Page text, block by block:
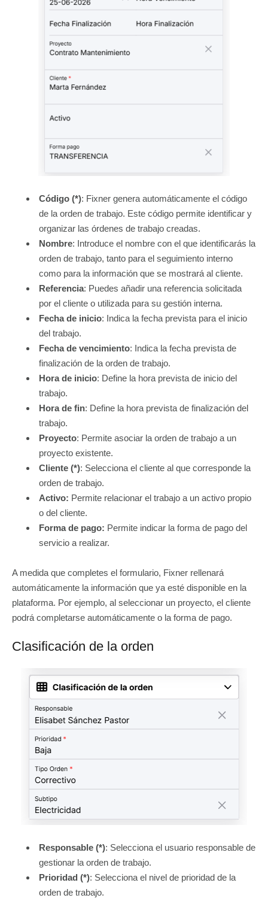
Código (*): Fixner genera automáticamente el código
de la orden de trabajo. Este código permite identificar y
organizar las órdenes de trabajo creadas.
Nombre: Introduce el nombre con el que identificarás la
orden de trabajo, tanto para el seguimiento interno
como para la información que se mostrará al cliente.
Referencia: Puedes añadir una referencia solicitada
por el cliente o utilizada para su gestión interna.
Fecha de inicio: Indica la fecha prevista para el inicio
del trabajo.
Fecha de vencimiento: Indica la fecha prevista de
finalización de la orden de trabajo.
Hora de inicio: Define la hora prevista de inicio del
trabajo.
Hora de fin: Define la hora prevista de finalización del
trabajo.
Proyecto: Permite asociar la orden de trabajo a un
proyecto existente.
Cliente (*): Selecciona el cliente al que corresponde la
orden de trabajo.
Activo: Permite relacionar el trabajo a un activo propio
o del cliente.
Forma de pago: Permite indicar la forma de pago del
servicio a realizar.
A medida que completes el formulario, Fixner rellenará
automáticamente la información que ya esté disponible en la
plataforma. Por ejemplo, al seleccionar un proyecto, el cliente
podrá completarse automáticamente o la forma de pago.
Clasificación de la orden
Responsable (*): Selecciona el usuario responsable de
gestionar la orden de trabajo.
Prioridad (*): Selecciona el nivel de prioridad de la
orden de trabajo.